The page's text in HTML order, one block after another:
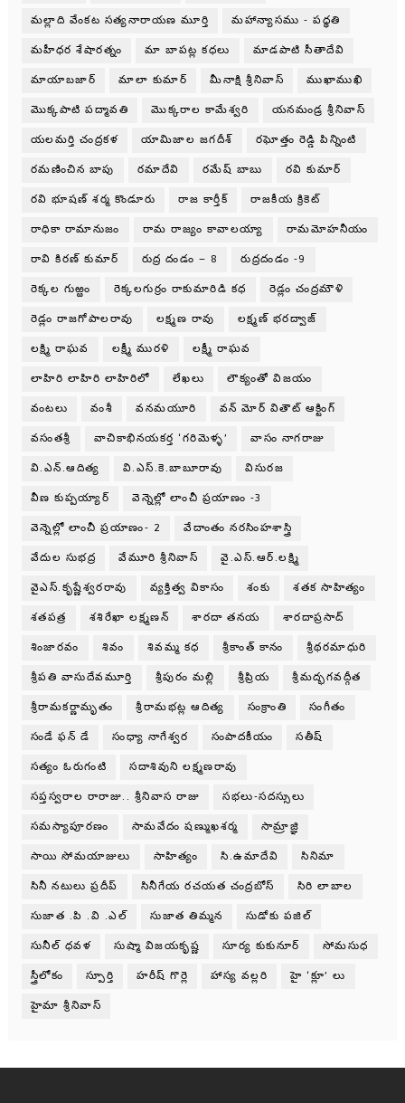
మల్లాది వేంకట సత్యనారాయణ మూర్తి మహాన్యాసము - పధ్ధతి
మహీధర శేషారత్నం మా బాపట్ల కధలు మాడపాటి సీతాదేవి
మాయాబజార్ మాలా కుమార్ మీనాక్షి శ్రీనివాస్ ముఖాముఖి
మొక్కపాటి పద్మావతి మొక్కరాల కామేశ్వరి యనమండ్ర శ్రీనివాస్
యలమర్తి చంద్రకళ యామిజాల జగదీశ్ రఘోత్తం రెడ్డి పిన్నింటి
రమణించిన బాపు రమాదేవి రమేష్ బాబు రవి కుమార్
రవి భూషణ్ శర్మ కొండూరు రాజ కార్తీక్ రాజకీయ క్రికెట్
రాధికా రామానుజం రామ రాజ్యం కావాలయ్యా రామమోహనీయం
రావి కిరణ్ కుమార్ రుద్ర దండం – 8 రుద్రదండం -9
రెక్కల గుఱ్ఱం రెక్కలగుర్రం రాకుమారిడి కధ రెడ్లం చంద్రమౌళి
రెడ్లం రాజగోపాలరావు లక్ష్మణ రావు లక్ష్మణ్ భరద్వాజ్
లక్ష్మి రాఘవ లక్ష్మీ మురళి లక్ష్మీ రాఘవ
లాహిరి లాహిరి లాహిరిలో లేఖలు లౌక్యంతో విజయం
వంటలు వంశీ వనమయూరి వన్ మోర్ వితౌట్ ఆక్టింగ్
వసంతశ్రీ వాచికాభినయకర్త ‘గరిమెళ్ళ’ వాసం నాగరాజు
వి.ఎన్.ఆదిత్య వి.ఎస్.కె.బాబూరావు విసురజ
వీణ కుప్పయ్యార్ వెన్నెల్లో లాంచీ ప్రయాణం -3
వెన్నెల్లో లాంచీ ప్రయాణం- 2 వేదాంతం నరసింహశాస్త్రి
వేదుల సుభద్ర వేమూరి శ్రీనివాస్ వై.ఎస్.ఆర్.లక్ష్మి
వైఎస్.కృష్ణేశ్వరరావు వ్యక్తిత్వ వికాసం శంకు శతక సాహిత్యం
శతపత్ర శశిరేఖా లక్ష్మణన్ శారదా తనయ శారదాప్రసాద్
శింజారవం శివం శివమ్మ కధ శ్రీకాంత్ కానం శ్రీథరమాధురి
శ్రీపతి వాసుదేవమూర్తి శ్రీపురం మల్లి శ్రీప్రియ శ్రీమద్భగవద్గీత
శ్రీరామకర్ణామృతం శ్రీరామభట్ల ఆదిత్య సంక్రాంతి సంగీతం
సండే ఫన్ డే సంధ్యా నాగేశ్వర సంపాదకీయం సతీష్
సత్యం ఓరుగంటి సదాశివుని లక్ష్మణరావు
సప్తస్వరాల రారాజు.. శ్రీనివాస రాజు సభలు-సదస్సులు
సమస్యాపూరణం సామవేదం షణ్ముఖశర్మ సామ్రాజ్ఞి
సాయి సోమయాజులు సాహిత్యం సి.ఉమాదేవి సినిమా
సినీ నటులు ప్రదీప్ సినీగేయ రచయత చంద్రబోస్ సిరి లాబాల
సుజాత .పి .వి .ఎల్ సుజాత తిమ్మన సుడోకు పజిల్
సునీల్ ధవళ సుష్మా విజయకృష్ణ సూర్య కుకునూర్ సోమసుధ
స్త్రీలోకం స్పూర్తి హరీష్ గొర్లె హాస్య వల్లరి హై ‘క్లూ’ లు
హైమా శ్రీనివాస్